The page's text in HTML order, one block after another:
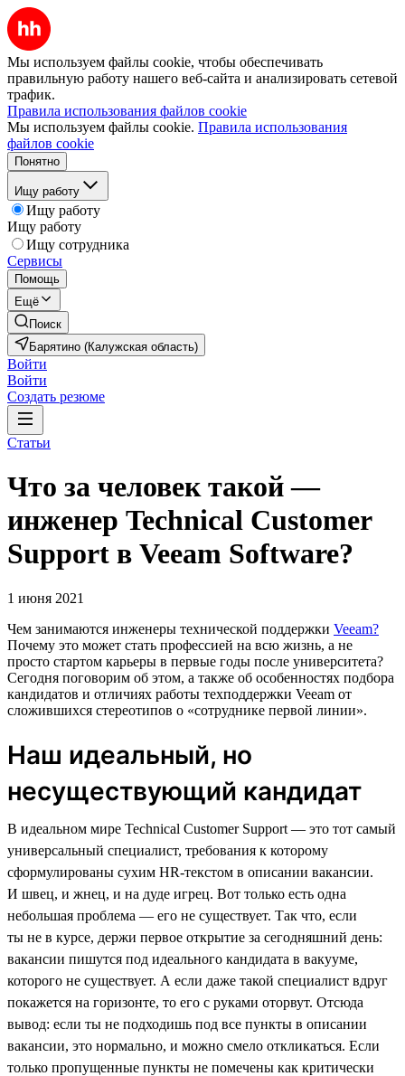
Мы используем файлы cookie, чтобы обеспечивать
правильную работу нашего веб-сайта и анализировать сетевой
трафик.
Правила использования файлов cookie
Мы используем файлы cookie. Правила использования
файлов cookie
Понятно
Ищу работу
Ищу работу
Ищу работу
Ищу сотрудника
Сервисы
Помощь
Ещё
Поиск
Барятино (Калужская область)
Войти
Войти
Создать резюме
Статьи
Что за человек такой —
инженер Technical Customer
Support в Veeam Software?
1 июня 2021
Чем занимаются инженеры технической поддержки Veeam?
Почему это может стать профессией на всю жизнь, а не
просто стартом карьеры в первые годы после университета?
Сегодня поговорим об этом, а также об особенностях подбора
кандидатов и отличиях работы техподдержки Veeam от
сложившихся стереотипов о «сотруднике первой линии».
Наш идеальный, но
несуществующий кандидат
В идеальном мире Technical Customer Support — это тот самый
универсальный специалист, требования к которому
сформулированы сухим HR-текстом в описании вакансии.
И швец, и жнец, и на дуде игрец. Вот только есть одна
небольшая проблема — его не существует. Так что, если
ты не в курсе, держи первое открытие за сегодняшний день:
вакансии пишутся под идеального кандидата в вакууме,
которого не существует. А если даже такой специалист вдруг
покажется на горизонте, то его с руками оторвут. Отсюда
вывод: если ты не подходишь под все пункты в описании
вакансии, это нормально, и можно смело откликаться. Если
только пропущенные пункты не помечены как критически